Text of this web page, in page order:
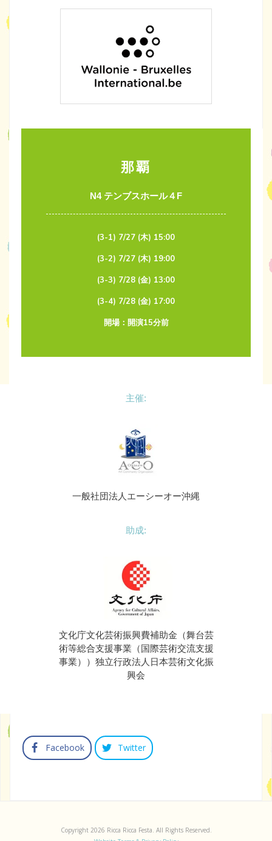
那覇
N4 テンブスホール４F
(3-1) 7/27 (木) 15:00
(3-2) 7/27 (木) 19:00
(3-3) 7/28 (金) 13:00
(3-4) 7/28 (金) 17:00
開場：開演15分前
主催:
一般社団法人エーシーオー沖縄
助成:
文化庁文化芸術振興費補助金（舞台芸
術等総合支援事業（国際芸術交流支援
事業））独立行政法人日本芸術文化振
興会
Facebook Twitter
Copyright 2026 Ricca Ricca Festa. All Rights Reserved.